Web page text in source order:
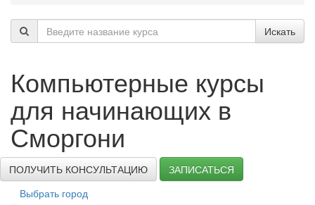
Искать
Компьютерные курсы
для начинающих в
Сморгони
ПОЛУЧИТЬ КОНСУЛЬТАЦИЮ
ЗАПИСАТЬСЯ
Выбрать город